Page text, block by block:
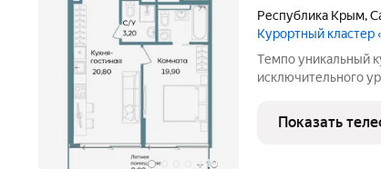
+ 10
Республика Крым,
Курортный
Tемпо уникальный курортный кластер для истинных ценителей
исключительного
мгновение
вам. Комплекс
Показать